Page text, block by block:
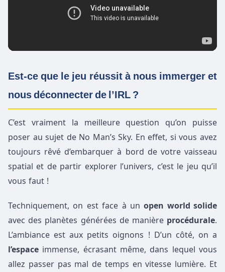
Est-ce que le jeu réussit à nous immerger et
nous déconnecter de l’IRL ?
C’est vraiment la meilleure question qu’on puisse
poser au sujet de No Man’s Sky. En effet, si vous avez
toujours rêvé d’embarquer à bord de votre vaisseau
spatial et de partir explorer l’univers, c’est le jeu qu’il
vous faut !
Techniquement, on est face à unopen world solide
avec des planètes générées de manière procédurale.
L’ambiance est aux petits oignons ! D’un côté, on a
l’espace immense, écrasant même, dans lequel vous
allez passer pas mal de temps en vitesse lumière. Et